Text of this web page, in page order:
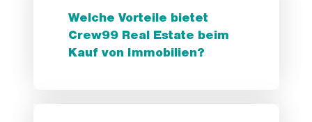
Welche Vorteile bietet
Crew99 Real Estate beim
Kauf von Immobilien?